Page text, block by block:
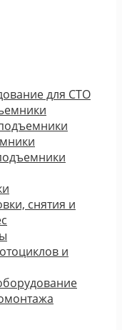
для СТО
снятия и
и